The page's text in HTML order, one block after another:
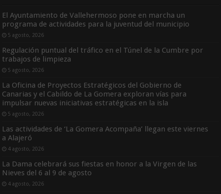
El Ayuntamiento de Vallehermoso pone en marcha un
programa de actividades para la juventud del municipio
5 agosto, 2026
Regulación puntual del tráfico en el Túnel de la Cumbre por
trabajos de limpieza
5 agosto, 2026
La Oficina de Proyectos Estratégicos del Gobierno de
Canarias y el Cabildo de La Gomera exploran vías para
impulsar nuevas iniciativas estratégicas en la isla
5 agosto, 2026
Las actividades de ‘La Gomera Acompaña’ llegan este viernes
a Alajeró
4 agosto, 2026
La Dama celebrará sus fiestas en honor a la Virgen de las
Nieves del 6 al 9 de agosto
4 agosto, 2026